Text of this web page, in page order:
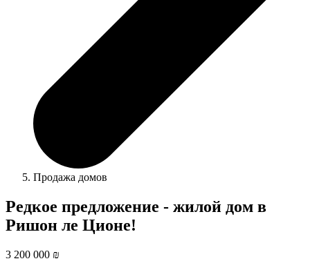
Продажа домов
Редкое предложение - жилой дом в
Ришон ле Ционе!
3 200 000 ₪